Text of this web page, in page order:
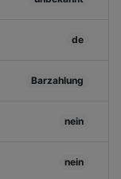
de
Barzahlung
nein
nein